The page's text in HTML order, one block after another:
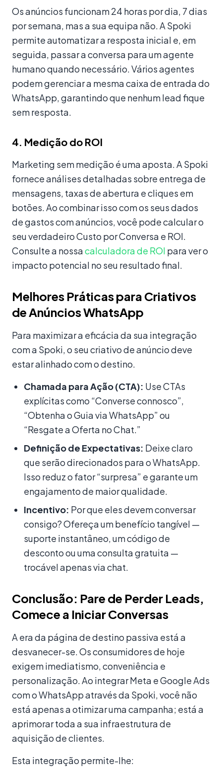
Os anúncios funcionam 24 horas por dia, 7 dias
por semana, mas a sua equipa não. A Spoki
permite automatizar a resposta inicial e, em
seguida, passar a conversa para um agente
humano quando necessário. Vários agentes
podem gerenciar a mesma caixa de entrada do
WhatsApp, garantindo que nenhum lead fique
sem resposta.
4. Medição do ROI
Marketing sem medição é uma aposta. A Spoki
fornece análises detalhadas sobre entrega de
mensagens, taxas de abertura e cliques em
botões. Ao combinar isso com os seus dados
de gastos com anúncios, você pode calcular o
seu verdadeiro Custo por Conversa e ROI.
Consulte a nossacalculadora de ROI para ver o
impacto potencial no seu resultado final.
Melhores Práticas para Criativos
de Anúncios WhatsApp
Para maximizar a eficácia da sua integração
com a Spoki, o seu criativo de anúncio deve
estar alinhado com o destino.
Chamada para Ação (CTA): Use CTAs
explícitas como “Converse connosco”,
“Obtenha o Guia via WhatsApp” ou
“Resgate a Oferta no Chat.”
Definição de Expectativas: Deixe claro
que serão direcionados para o WhatsApp.
Isso reduz o fator “surpresa” e garante um
engajamento de maior qualidade.
Incentivo: Por que eles devem conversar
consigo? Ofereça um benefício tangível —
suporte instantâneo, um código de
desconto ou uma consulta gratuita —
trocável apenas via chat.
Conclusão: Pare de Perder Leads,
Comece a Iniciar Conversas
A era da página de destino passiva está a
desvanecer-se. Os consumidores de hoje
exigem imediatismo, conveniência e
personalização. Ao integrar Meta e Google Ads
com o WhatsApp através da Spoki, você não
está apenas a otimizar uma campanha; está a
aprimorar toda a sua infraestrutura de
aquisição de clientes.
Esta integração permite-lhe: